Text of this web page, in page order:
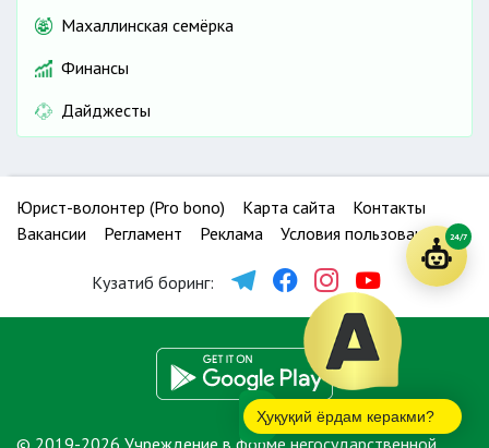
Махаллинская семёрка
Финансы
Дайджесты
Юрист-волонтер (Pro bono) Карта сайта
Контакты
Вакансии
Регламент Реклама Условия пользования
Кузатиб боринг:
Ҳуқуқий ёрдам керакми?
24/7